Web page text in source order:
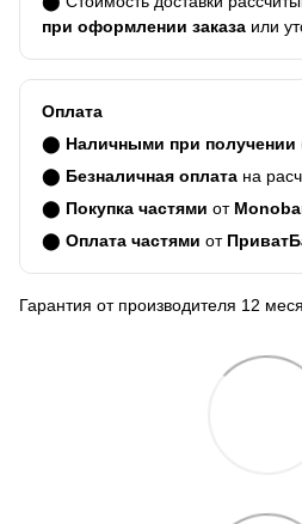
при оформлении заказа или
Оплата
⬤ Наличными при получении
⬤ Безналичная оплата на
⬤ Покупка частями от
⬤ Оплата частями от
Гарантия от производителя 12